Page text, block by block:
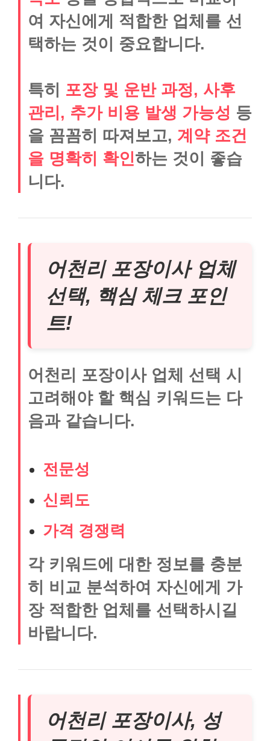
여 자신에게 적합한 업체를 선
택하는 것이 중요합니다.
특히 포장 및 운반 과정, 사후
관리, 추가 비용 발생 가능성 등
을 꼼꼼히 따져보고, 계약 조건
을 명확히 확인하는 것이 좋습
니다.
어천리 포장이사 업체
선택, 핵심 체크 포인
트!
어천리 포장이사 업체 선택 시
고려해야 할 핵심 키워드는 다
음과 같습니다.
전문성
신뢰도
가격 경쟁력
각 키워드에 대한 정보를 충분
히 비교 분석하여 자신에게 가
장 적합한 업체를 선택하시길
바랍니다.
어천리 포장이사, 성